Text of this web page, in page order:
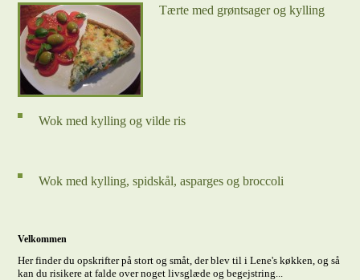
Tærte med grøntsager og kylling
Wok med kylling og vilde ris
Wok med kylling, spidskål, asparges og broccoli
Velkommen
Her finder du opskrifter på stort og småt, der blev til i Lene's køkken, og så
kan du risikere at falde over noget livsglæde og begejstring...